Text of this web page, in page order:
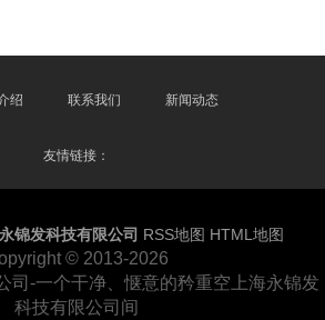
绍 联系我们 新闻动态
友情链接：
永锦发科技有限公司 RSS地图 HTML地图
© 2013-2026
司-一个干净、惬意的矜重空上海永锦发
科技有限公司间